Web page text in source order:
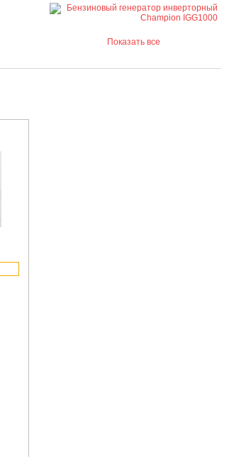
Показать все